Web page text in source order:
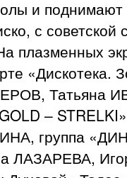
и
с советской
плазменных
–
группа
ЛАЗАРЕВА,